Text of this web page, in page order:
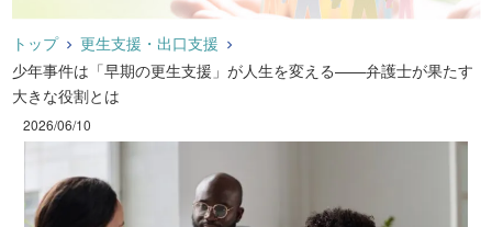
トップ
更生支援・出口支援
少年事件は「早期の更生支援」が人生を変える——弁護士が果たす
大きな役割とは
2026/06/10